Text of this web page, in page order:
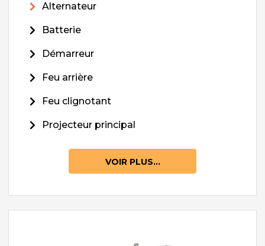
Alternateur
Batterie
Démarreur
Feu arrière
Feu clignotant
Projecteur principal
VOIR PLUS...